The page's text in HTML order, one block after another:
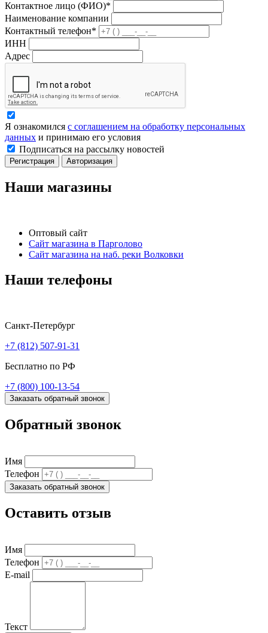
Контактное лицо (ФИО)*
Наименование компании
Контактный телефон*
ИНН
Адрес
Я ознакомился с соглашением на обработку персональных
данных и принимаю его условия
Подписаться на рассылку новостей
Регистрация Авторизация
Наши магазины
Оптовый сайт
Сайт магазина в Парголово
Сайт магазина на наб. реки Волковки
Наши телефоны
Санкт-Петербург
+7 (812) 507-91-31
Бесплатно по РФ
+7 (800) 100-13-54
Заказать обратный звонок
Обратный звонок
Имя
Телефон
Заказать обратный звонок
Оставить отзыв
Имя
Телефон
E-mail
Текст